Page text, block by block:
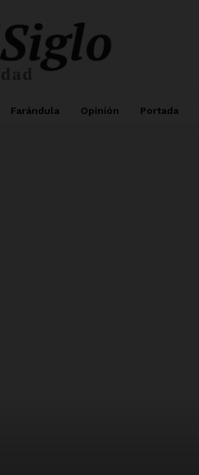
Farándula Opinión Portada